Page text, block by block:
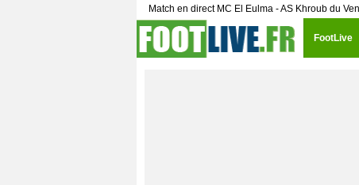
Match en direct MC El Eulma - AS Khroub du
FootLive